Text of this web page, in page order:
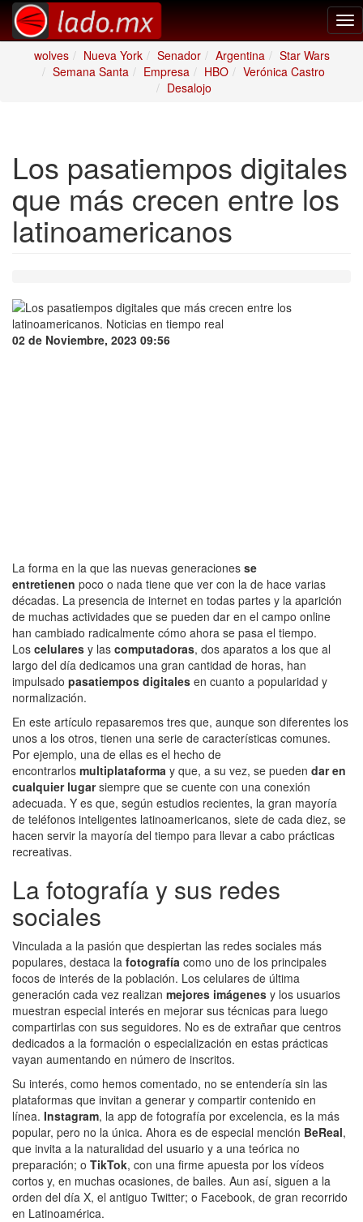
wolves
Nueva York Senador Argentina
Star Wars
Semana Santa
Empresa HBO
Verónica Castro
Desalojo
Los pasatiempos digitales
que más crecen entre los
latinoamericanos
02 de Noviembre, 2023 09:56
La forma en la que las nuevas generaciones se
entretienen poco o nada tiene que ver con la de hace varias
décadas. La presencia de internet en todas partes y la aparición
de muchas actividades que se pueden dar en el campo online
han cambiado radicalmente cómo ahora se pasa el tiempo.
Los celulares y las computadoras, dos aparatos a los que al
largo del día dedicamos una gran cantidad de horas, han
impulsado pasatiempos digitales en cuanto a popularidad y
normalización.
En este artículo repasaremos tres que, aunque son diferentes los
unos a los otros, tienen una serie de características comunes.
Por ejemplo, una de ellas es el hecho de
encontrarlos multiplataforma y que, a su vez, se pueden dar en
cualquier lugarsiempre que se cuente con una conexión
adecuada. Y es que, según estudios recientes, la gran mayoría
de teléfonos inteligentes latinoamericanos, siete de cada diez, se
hacen servir la mayoría del tiempo para llevar a cabo prácticas
recreativas.
La fotografía y sus redes
sociales
Vinculada a la pasión que despiertan las redes sociales más
populares, destaca la fotografía como uno de los principales
focos de interés de la población. Los celulares de última
generación cada vez realizan mejores imágenes y los usuarios
muestran especial interés en mejorar sus técnicas para luego
compartirlas con sus seguidores. No es de extrañar que centros
dedicados a la formación o especialización en estas prácticas
vayan aumentando en número de inscritos.
Su interés, como hemos comentado, no se entendería sin las
plataformas que invitan a generar y compartir contenido en
línea. Instagram, la app de fotografía por excelencia, es la más
popular, pero no la única. Ahora es de especial mención BeReal,
que invita a la naturalidad del usuario y a una teórica no
preparación; o TikTok, con una firme apuesta por los vídeos
cortos y, en muchas ocasiones, de bailes. Aun así, siguen a la
orden del día X, el antiguo Twitter; o Facebook, de gran recorrido
en Latinoamérica.